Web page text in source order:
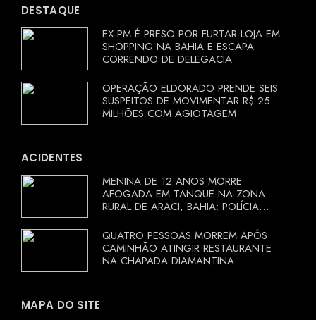
DESTAQUE
EX-PM É PRESO POR FURTAR LOJA EM
SHOPPING NA BAHIA E ESCAPA
CORRENDO DE DELEGACIA
OPERAÇÃO ELDORADO PRENDE SEIS
SUSPEITOS DE MOVIMENTAR R$ 25
MILHÕES COM AGIOTAGEM
ACIDENTES
MENINA DE 12 ANOS MORRE
AFOGADA EM TANQUE NA ZONA
RURAL DE ARACI, BAHIA; POLÍCIA
QUATRO PESSOAS MORREM APÓS
CAMINHÃO ATINGIR RESTAURANTE
NA CHAPADA DIAMANTINA
MAPA DO SITE